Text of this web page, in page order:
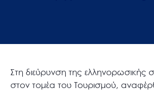
Στη διεύρυνση της ελληνορωσικής
στον τομέα του Τουρισμού,